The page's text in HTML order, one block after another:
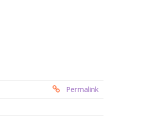
Permalink